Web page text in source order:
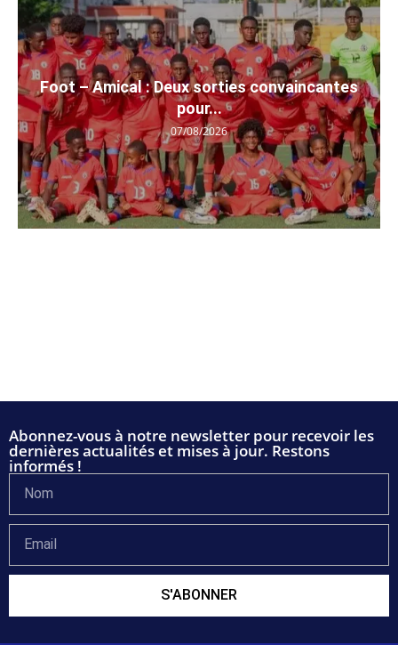
Foot – Amical : Deux sorties convaincantes
pour...
07/08/2026
Abonnez-vous à notre newsletter pour recevoir les
dernières actualités et mises à jour. Restons
informés !
S'ABONNER